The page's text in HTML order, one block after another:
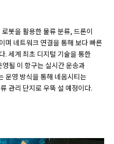
봇을 활용한 물류 분류, 드론이
며 네트워크 연결을 통해 보다 빠른
. 세계 최초 디지털 기술을 통한
될 이 항구는 실시간 운송과
운영 방식을 통해 네옴시티는
관리 단지로 우뚝 설 예정이다.